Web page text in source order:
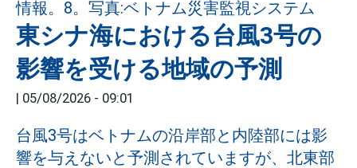
東シナ海における台風3号の
影響を受ける地域の予測
| 05/08/2026 - 09:01
台風3号はベトナムの沿岸部と内陸部には影
響を与えないと予測されていますが、北東部